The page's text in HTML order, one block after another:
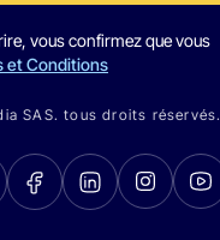
vous confirmez que vous
et Conditions
SAS. tous droits réservés.